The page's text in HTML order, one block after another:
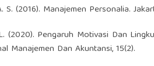
S. (2016). Manajemen Personalia.
(2020). Pengaruh Motivasi Dan
Manajemen Dan Akuntansi, 15(2).